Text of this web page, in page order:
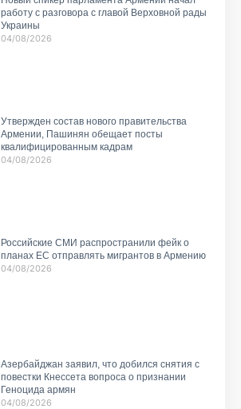
работу с разговора с главой Верховной рады
Украины
04/08/2026
Утвержден состав нового правительства
Армении, Пашинян обещает посты
квалифицированным кадрам
04/08/2026
Российские СМИ распространили фейк о
планах ЕС отправлять мигрантов в Армению
04/08/2026
Азербайджан заявил, что добился снятия с
повестки Кнессета вопроса о признании
Геноцида армян
04/08/2026